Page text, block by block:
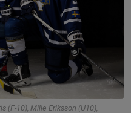
(F-10), Mille Eriksson (U10),